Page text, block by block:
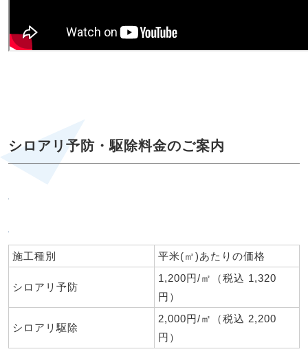
シロアリ予防・駆除料金のご案内
施工種別 平米(㎡)あたりの価格
シロアリ予防
1,200円/㎡（税込 1,320
円）
シロアリ駆除
2,000円/㎡（税込 2,200
円）